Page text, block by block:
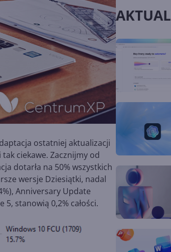
ostatniej aktualizacji
ciekawe. Zacznijmy od
dotarła na 50% wszystkich
wersje Dziesiątki, nadal
Anniversary Update
stanowią 0,2% całości.